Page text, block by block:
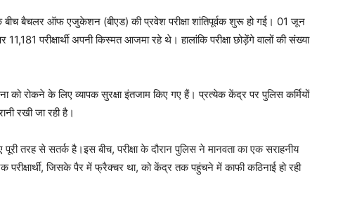
बैचलर ऑफ एजुकेशन (बीएड) की प्रवेश परीक्षा शांतिपूर्वक शुरू हो गई। 01 जून
परीक्षार्थी अपनी किस्मत आजमा रहे थे। हालांकि परीक्षा छोड़ेंगे वालों की संख्या
को रोकने के लिए व्यापक सुरक्षा इंतजाम किए गए हैं। प्रत्येक केंद्र पर पुलिस कर्मियों
रखी जा रही है।
तरह से सतर्क है।इस बीच, परीक्षा के दौरान पुलिस ने मानवता का एक सराहनीय
परीक्षार्थी, जिसके पैर में फ्रैक्चर था, को केंद्र तक पहुंचने में काफी कठिनाई हो रही